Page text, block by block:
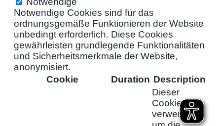
Notwendige Cookies sind für das
ordnungsgemäße Funktionieren der Website
unbedingt erforderlich. Diese Cookies
gewährleisten grundlegende Funktionalitäten
und Sicherheitsmerkmale der Website,
anonymisiert.
Cookie
Duration Description
Dieser
Cookie wird
verwendet,